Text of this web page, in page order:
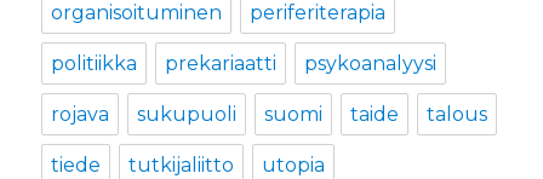
organisoituminen periferiterapia
politiikka prekariaatti psykoanalyysi
rojava sukupuoli suomi taide talous
tiede tutkijaliitto utopia